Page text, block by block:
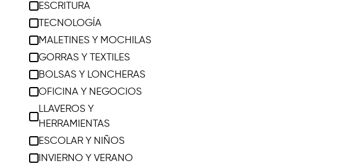
ESCRITURA
TECNOLOGÍA
MALETINES Y MOCHILAS
GORRAS Y TEXTILES
BOLSAS Y LONCHERAS
OFICINA Y NEGOCIOS
LLAVEROS Y
HERRAMIENTAS
ESCOLAR Y NIÑOS
INVIERNO Y VERANO